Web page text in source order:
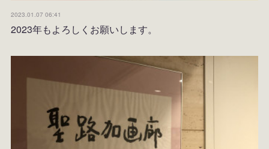
2023.01.07 06:41
2023年もよろしくお願いします。